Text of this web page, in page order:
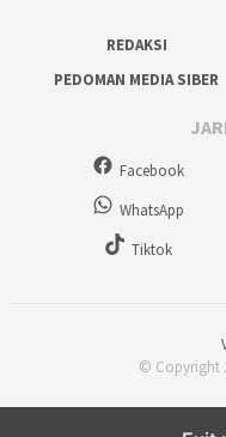
REDAKSI
PEDOMAN MEDIA SIBER
Facebook
WhatsApp
Tiktok
© Copyright